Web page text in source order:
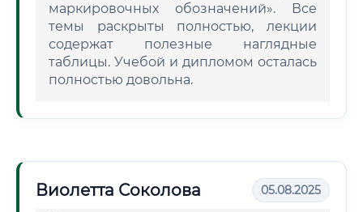
маркировочных обозначений». Все
темы раскрыты полностью, лекции
содержат полезные наглядные
таблицы. Учебой и дипломом осталась
полностью довольна.
Виолетта Соколова 05.08.2025